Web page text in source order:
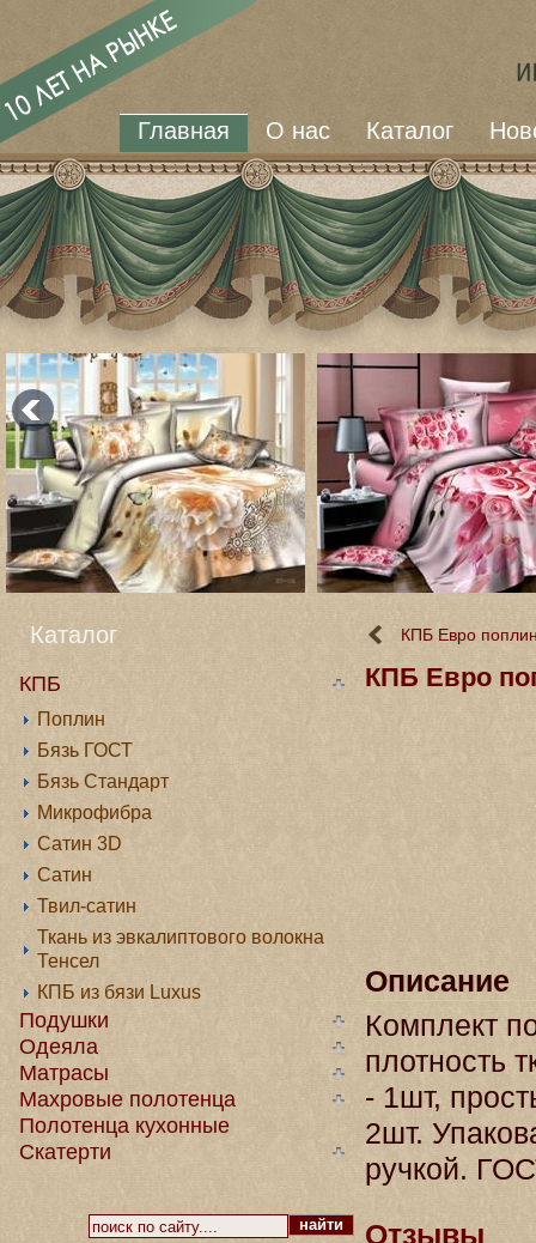
Главная О нас Каталог
КПБ Евро
КПБ Евро
Описание
Комплект
плотность
- 1шт,
2шт.
ручкой.
Отзывы
Каталог
КПБ
Поплин
Бязь ГОСТ
Бязь Стандарт
Микрофибра
Сатин 3D
Сатин
Твил-сатин
Ткань из эвкалиптового волокна
Тенсел
КПБ из бязи Luxus
Подушки
Одеяла
Матрасы
Махровые полотенца
Полотенца кухонные
Скатерти